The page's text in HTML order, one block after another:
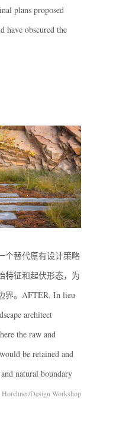
plans proposed
have obscured the
个替代原有设计策略
特征和起伏形态，为
界。AFTER. In lieu
architect
the raw and
be retained and
natural boundary
Design Workshop